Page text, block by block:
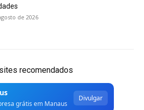
de 2026
recomendados
grátis em Manaus
Divulgar